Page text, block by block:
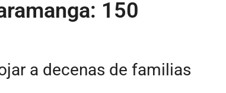
150
a decenas de familias